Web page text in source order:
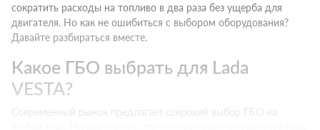
сократить расходы на топливо в два раза без ущерба для
двигателя. Но как не ошибиться с выбором оборудования?
Давайте разбираться вместе.
Какое ГБО выбрать для Lada
VESTA?
Современный рынок предлагает широкий выбор ГБО на